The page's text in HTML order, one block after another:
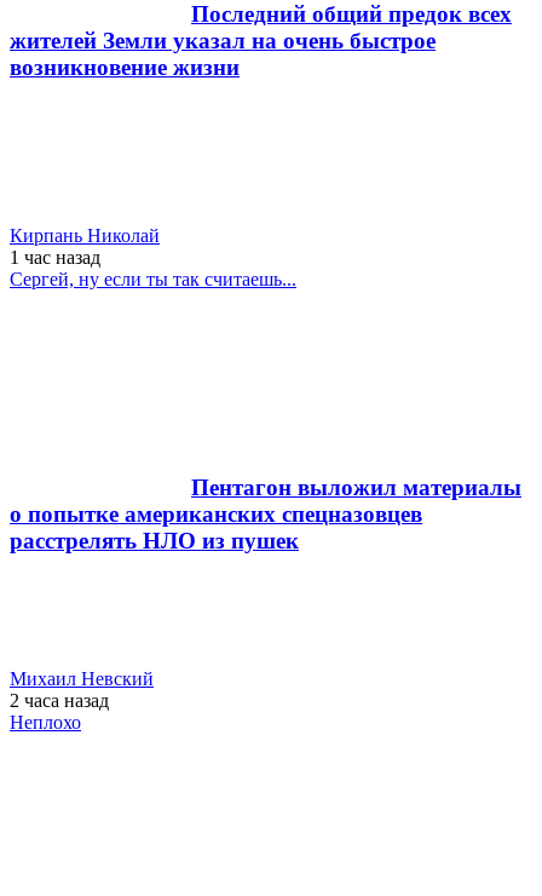
Последний общий предок всех
жителей Земли указал на очень быстрое
возникновение жизни
Кирпань Николай
1 час назад
Сергей, ну если ты так считаешь...
Пентагон выложил материалы
о попытке американских спецназовцев
расстрелять НЛО из пушек
Михаил Невский
2 часа назад
Неплохо